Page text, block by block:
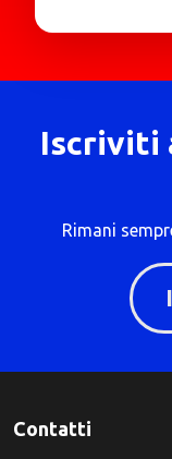
Iscriviti
Rimani
Contatti